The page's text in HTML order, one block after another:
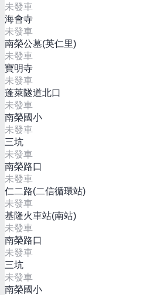
未發車
海會寺
未發車
南榮公墓(英仁里)
未發車
寶明寺
未發車
蓬萊隧道北口
未發車
南榮國小
未發車
三坑
未發車
南榮路口
未發車
仁二路(二信循環站)
未發車
基隆火車站(南站)
未發車
南榮路口
未發車
三坑
未發車
南榮國小